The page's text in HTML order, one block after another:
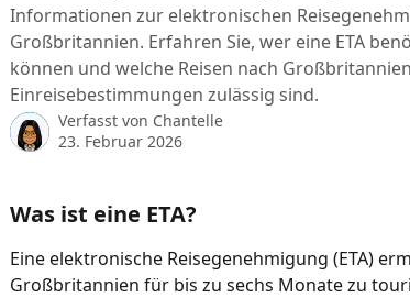
Informationen zur elektronischen
Großbritannien. Erfahren Sie, wer eine ETA
können und welche Reisen nach
Einreisebestimmungen zulässig sind.
Verfasst von Chantelle
23. Februar 2026
Was ist eine ETA?
Eine elektronische Reisegenehmigung (ETA)
Großbritannien für bis zu sechs Monate zu